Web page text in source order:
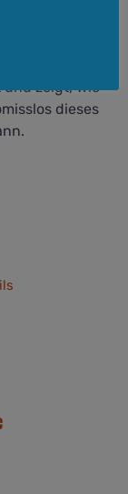
der mit
zeigt, wie
dieses